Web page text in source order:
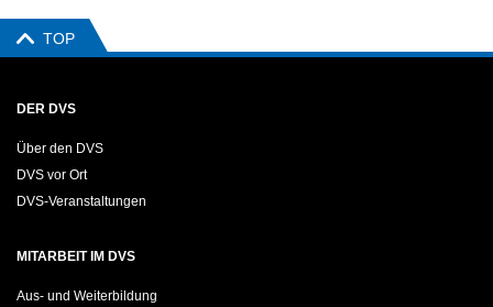
TOP
DER DVS
Über den DVS
DVS vor Ort
DVS-Veranstaltungen
MITARBEIT IM DVS
Aus- und Weiterbildung